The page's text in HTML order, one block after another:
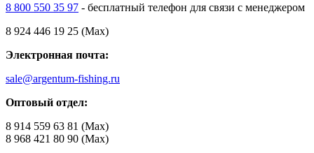
8 800 550 35 97 - бесплатный телефон для связи с менеджером
8 924 446 19 25 (Max)
Электронная почта:
sale@argentum-fishing.ru
Оптовый отдел:
8 914 559 63 81 (Max)
8 968 421 80 90 (Max)